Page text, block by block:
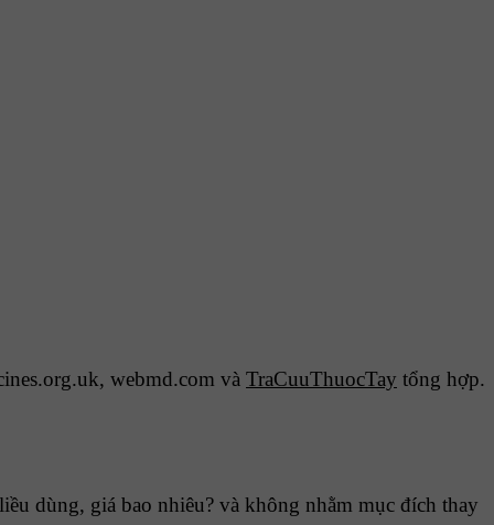
webmd.com và TraCuuThuocTay tổng hợp.
dùng, giá bao nhiêu? và không nhằm mục đích thay